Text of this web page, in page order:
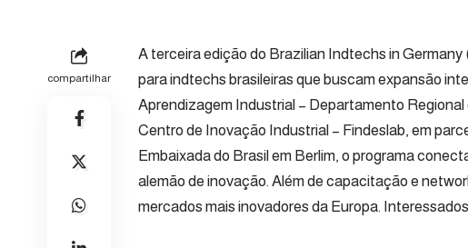
compartilhar
A terceira edição do Brazilian Indtechs in
para indtechs brasileiras que buscam expansão
Aprendizagem Industrial – Departamento
Centro de Inovação Industrial – Findeslab, em
Embaixada do Brasil em Berlim, o programa
alemão de inovação. Além de capacitação e
mercados mais inovadores da Europa.